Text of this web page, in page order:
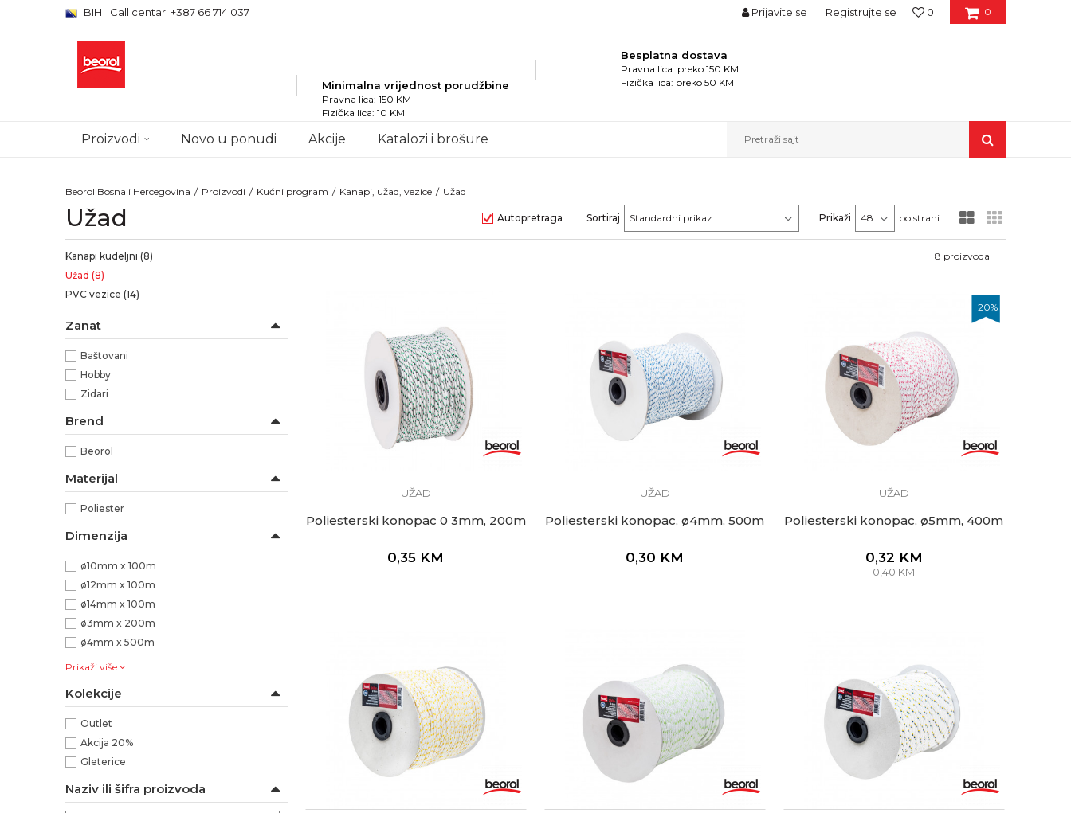
BIH Call centar: +387 66 714 037 0
0
Prijavite se Registrujte se
Minimalna vrijednost porudžbine
Pravna lica: 150 KM
Fizička lica: 10 KM
Besplatna dostava
Pravna lica: preko 150 KM
Fizička lica: preko 50 KM
Proizvodi Novo u ponudi Akcije Katalozi i brošure Pretraži sajt
Beorol Bosna i Hercegovina Proizvodi Kućni program Kanapi, užad, vezice Užad
Užad Autopretraga Sortiraj Prikaži po strani
Kanapi kudeljni (8)
Užad (8)
PVC vezice (14)
Zanat
Baštovani
Hobby
Zidari
Brend
Beorol
Materijal
Poliester
Dimenzija
ø10mm x 100m
ø12mm x 100m
ø14mm x 100m
ø3mm x 200m
ø4mm x 500m
Prikaži više
Kolekcije
Outlet
Akcija 20%
Gleterice
Naziv ili šifra proizvoda
8 proizvoda
UŽAD
Poliesterski konopac 0 3mm, 200m
0,35 KM
UŽAD
Poliesterski konopac, ø4mm, 500m
0,30 KM
20%
UŽAD
Poliesterski konopac, ø5mm, 400m
0,32 KM
0,40KM